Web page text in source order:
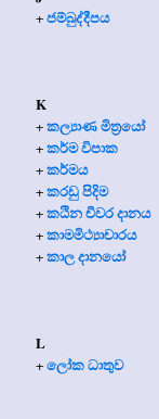
+ජම්බුද්දීපය
K
+කල්‍යාණ මිත්‍රයෝ
+කර්ම විපාක
+කර්මය
+කරඩු පිදිම
+කඨින චීවර දානය
+කාමමිථ්‍යාචාරය
+කාල දානයෝ
L
+ලෝක ධාතුව